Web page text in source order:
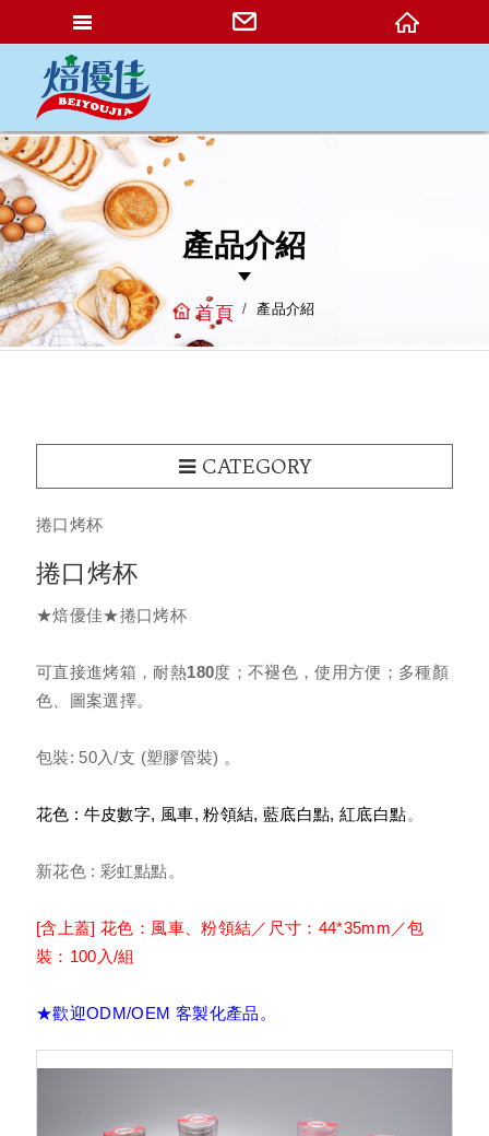
產品介紹
首頁 產品介紹
CATEGORY
進口烤盤紙
圓形萬用料理紙 (韓式烤肉紙)
防油紙杯
防油紙墊/壽糕底紙
直接烤杯
捲口烤杯
捲口烤杯
★焙優佳★捲口烤杯
可直接進烤箱，耐熱180度；不褪色，使用方便；多種顏
色、圖案選擇。
包裝: 50入/支 (塑膠管裝) 。
花色 : 牛皮數字, 風車, 粉領結, 藍底白點, 紅底白點。
新花色 : 彩虹點點。
[含上蓋] 花色：風車、粉領結／尺寸：44*35mm／包
裝：100入/組
★歡迎ODM/OEM 客製化產品。